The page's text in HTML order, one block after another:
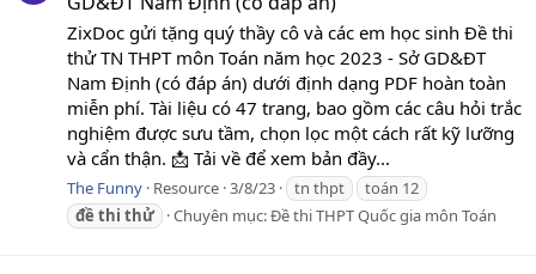
ZixDoc gửi tặng quý thầy cô và các em học sinh Đề thi
thử TN THPT môn Toán năm học 2023 - Sở GD&ĐT
Nam Định (có đáp án) dưới định dạng PDF hoàn toàn
miễn phí. Tài liệu có 47 trang, bao gồm các câu hỏi trắc
nghiệm được sưu tầm, chọn lọc một cách rất kỹ lưỡng
và cẩn thận. 📩 Tải về để xem bản đầy...
The Funny Resource 3/8/23 tn thpt
toán 12
đề thi thử Chuyên mục:Đề thi THPT Quốc gia môn Toán